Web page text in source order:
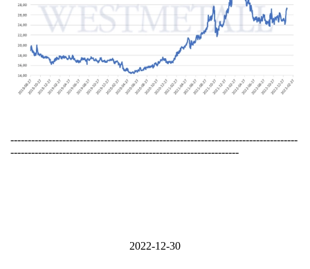
-----------------------------------------------------------------------------------
------------------------------------------------------------------
2022-12-30